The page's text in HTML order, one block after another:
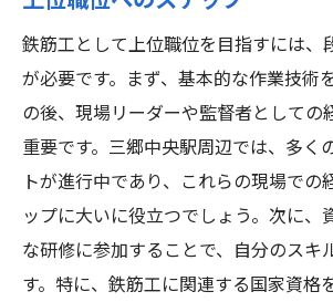
鉄筋工として上位職位を目指すには、
が必要です。まず、基本的な作業技術
の後、現場リーダーや監督者としての
重要です。三郷中央駅周辺では、多く
トが進行中であり、これらの現場での
ップに大いに役立つでしょう。次に、
な研修に参加することで、自分のスキ
す。特に、鉄筋工に関連する国家資格